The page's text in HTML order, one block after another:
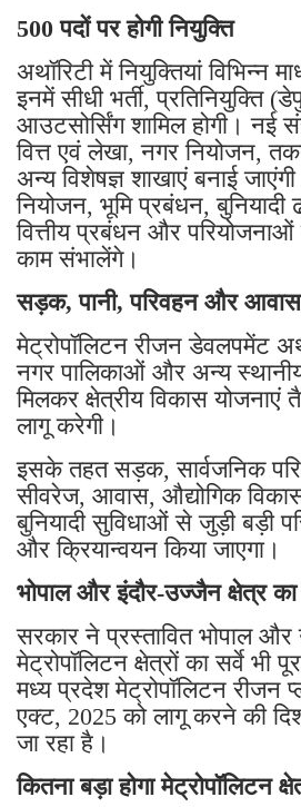
500 पदों पर होगी नियुक्ति
अथॉरिटी में नियुक्तियां विभिन्न
इनमें सीधी भर्ती, प्रतिनियुक्ति
आउटसोर्सिंग शामिल होगी। नई
वित्त एवं लेखा, नगर नियोजन,
अन्य विशेषज्ञ शाखाएं बनाई
नियोजन, भूमि प्रबंधन, बुनियादी
वित्तीय प्रबंधन और
काम संभालेंगे।
सड़क, पानी, परिवहन और
मेट्रोपॉलिटन रीजन डेवलपमेंट
नगर पालिकाओं और अन्य
मिलकर क्षेत्रीय विकास योजनाएं
लागू करेगी।
इसके तहत सड़क, सार्वजनिक
सीवरेज, आवास, औद्योगिक
बुनियादी सुविधाओं से जुड़ी बड़ी
और क्रियान्वयन किया जाएगा।
भोपाल और इंदौर-उज्जैन क्षेत्र का
सरकार ने प्रस्तावित भोपाल और
मेट्रोपॉलिटन क्षेत्रों का सर्वे भी
मध्य प्रदेश मेट्रोपॉलिटन रीजन
एक्ट, 2025 को लागू करने की
जा रहा है।
कितना बड़ा होगा मेट्रोपॉलिटन